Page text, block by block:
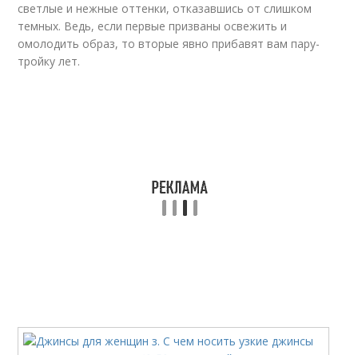
светлые и нежные оттенки, отказавшись от слишком
темных. Ведь, если первые призваны освежить и
омолодить образ, то вторые явно прибавят вам пару-
тройку лет.